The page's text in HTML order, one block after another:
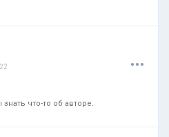
...
что-то об авторе.